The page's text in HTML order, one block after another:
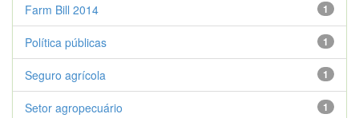
1
Farm Bill 2014
1
Política públicas
1
Seguro agrícola
1
Setor agropecuário